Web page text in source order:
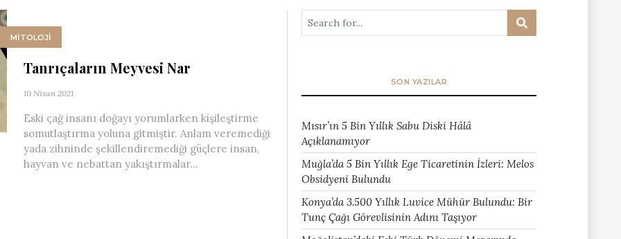
MİTOLOJİ
Tanrıçaların Meyvesi Nar
10 Nisan 2021
Eski çağ insanı doğayı yorumlarken kişileştirme
somutlaştırma yoluna gitmiştir. Anlam veremediği
yada zihninde şekillendiremediği güçlere insan,
hayvan ve nebattan yakıştırmalar...
SON YAZILAR
Mısır’ın 5 Bin Yıllık Sabu Diski Hâlâ
Açıklanamıyor
Muğla’da 5 Bin Yıllık Ege Ticaretinin İzleri: Melos
Obsidyeni Bulundu
Konya’da 3.500 Yıllık Luvice Mühür Bulundu: Bir
Tunç Çağı Görevlisinin Adını Taşıyor